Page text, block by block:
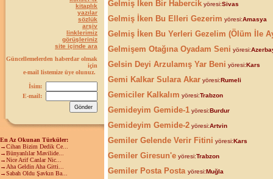
kitaplık
yazılar
sözlük
arşiv
linklerimiz
görüşleriniz
site içinde ara
Güncellemelerden haberdar olmak
için
e-mail listemize üye olunuz.
İsim:
E-mail:
En Az Okunan Türküler:
→Cihan Bizim Dedik Ce...
→Bünyanlılar Mavilide...
→Nice Arif Canlar Nic...
→Aha Geldin Aha Gitti...
→Sabah Oldu Şavkın Ba...
Gelmiş İken Bir Habercik yöresi:Sivas
Gelmiş İken Bu Elleri Gezerim yöresi:Amasya
Gelmiş İken Bu Yerleri Gezelim (Ölüm İle
Gelmişem Otağına Oyadam Seni yöresi:
Gelsin Deyi Arzulamış Yar Beni yöresi:Kars
Gemi Kalkar Sulara Akar yöresi:Rumeli
Gemiciler Kalkalım yöresi:Trabzon
Gemideyim Gemide-1 yöresi:Burdur
Gemideyim Gemide-2 yöresi:Artvin
Gemiler Gelende Verir Fitini yöresi:Kars
Gemiler Giresun'e yöresi:Trabzon
Gemiler Posta Posta yöresi:Muğla